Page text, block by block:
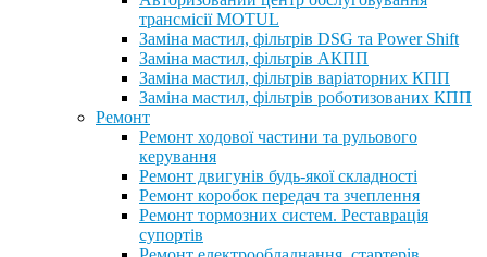
трансмісії MOTUL
Заміна мастил, фільтрів DSG та Power Shift
Заміна мастил, фільтрів АКПП
Заміна мастил, фільтрів варіаторних КПП
Заміна мастил, фільтрів роботизованих КПП
Ремонт
Ремонт ходової частини та рульового
керування
Ремонт двигунів будь-якої складності
Ремонт коробок передач та зчеплення
Ремонт тормозних систем. Реставрація
супортів